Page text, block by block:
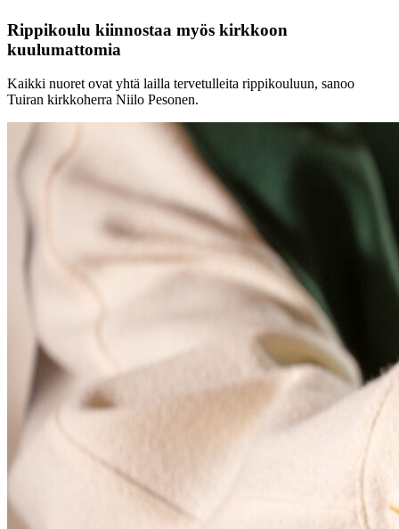
Rippikoulu kiinnostaa myös kirkkoon
kuulumattomia
Kaikki nuoret ovat yhtä lailla tervetulleita rippikouluun, sanoo
Tuiran kirkkoherra Niilo Pesonen.